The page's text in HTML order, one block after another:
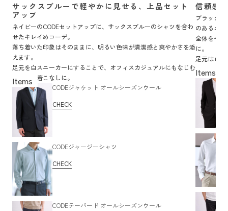
サックスブルーで軽やかに見せる、上品セット
アップ
ネイビーのCODEセットアップに、サックスブルーのシャツを合わ
せたキレイめコーデ。
落ち着いた印象はそのままに、明るい色味が清潔感と爽やかさを添
えます。
足元を白スニーカーにすることで、オフィスカジュアルにもなじむ
軽やかな着こなしに。
CODEジャケット オールシーズンウール
CHECK
CODEジャージーシャツ
CHECK
CODEテーパード オールシーズンウール
信頼感
ブラック
のあるオ
全体をモノ
に。
足元はロ
イルです。